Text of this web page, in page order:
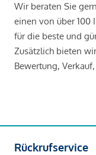
Wir beraten Sie
einen von über 100
für die beste und
Zusätzlich bieten
Bewertung,
Rückrufservice